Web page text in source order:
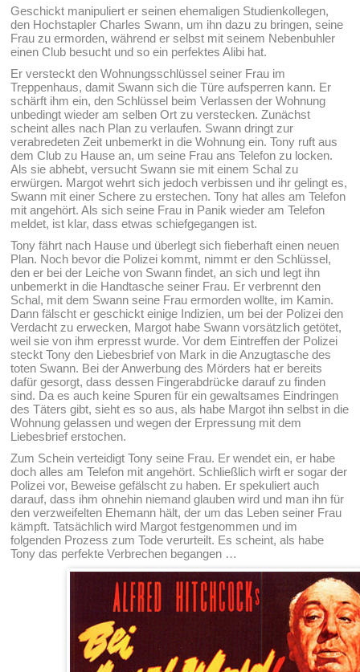
Geschickt manipuliert er seinen ehemaligen Studienkollegen,
den Hochstapler Charles Swann, um ihn dazu zu bringen, seine
Frau zu ermorden, während er selbst mit seinem Nebenbuhler
einen Club besucht und so ein perfektes Alibi hat.
Er versteckt den Wohnungsschlüssel seiner Frau im
Treppenhaus, damit Swann sich die Türe aufsperren kann. Er
schärft ihm ein, den Schlüssel beim Verlassen der Wohnung
unbedingt wieder am selben Ort zu verstecken. Zunächst
scheint alles nach Plan zu verlaufen. Swann dringt zur
verabredeten Zeit unbemerkt in die Wohnung ein. Tony ruft aus
dem Club zu Hause an, um seine Frau ans Telefon zu locken.
Als sie abhebt, versucht Swann sie mit einem Schal zu
erwürgen. Margot wehrt sich jedoch verbissen und ihr gelingt es,
Swann mit einer Schere zu erstechen. Tony hat alles am Telefon
mit angehört. Als sich seine Frau in Panik wieder am Telefon
meldet, ist klar, dass etwas schiefgegangen ist.
Tony fährt nach Hause und überlegt sich fieberhaft einen neuen
Plan. Noch bevor die Polizei kommt, nimmt er den Schlüssel,
den er bei der Leiche von Swann findet, an sich und legt ihn
unbemerkt in die Handtasche seiner Frau. Er verbrennt den
Schal, mit dem Swann seine Frau ermorden wollte, im Kamin.
Dann fälscht er geschickt einige Indizien, um bei der Polizei den
Verdacht zu erwecken, Margot habe Swann vorsätzlich getötet,
weil sie von ihm erpresst wurde. Vor dem Eintreffen der Polizei
steckt Tony den Liebesbrief von Mark in die Anzugtasche des
toten Swann. Bei der Anwerbung des Mörders hat er bereits
dafür gesorgt, dass dessen Fingerabdrücke darauf zu finden
sind. Da es auch keine Spuren für ein gewaltsames Eindringen
des Täters gibt, sieht es so aus, als habe Margot ihn selbst in die
Wohnung gelassen und wegen der Erpressung mit dem
Liebesbrief erstochen.
Zum Schein verteidigt Tony seine Frau. Er wendet ein, er habe
doch alles am Telefon mit angehört. Schließlich wirft er sogar der
Polizei vor, Beweise gefälscht zu haben. Er spekuliert auch
darauf, dass ihm ohnehin niemand glauben wird und man ihn für
den verzweifelten Ehemann hält, der um das Leben seiner Frau
kämpft. Tatsächlich wird Margot festgenommen und im
folgenden Prozess zum Tode verurteilt. Es scheint, als habe
Tony das perfekte Verbrechen begangen …